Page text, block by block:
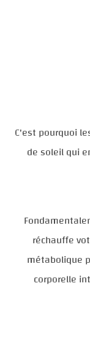
C'est pourquoi
de soleil qui
réchauffe
métabolique
corporelle